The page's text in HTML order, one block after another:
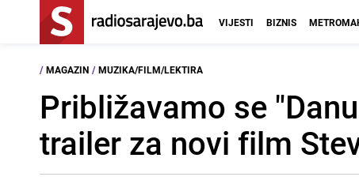
VIJESTI BIZNIS
/ MAGAZIN / MUZIKA/FILM/LEKTIRA
Približavamo se
trailer za novi film